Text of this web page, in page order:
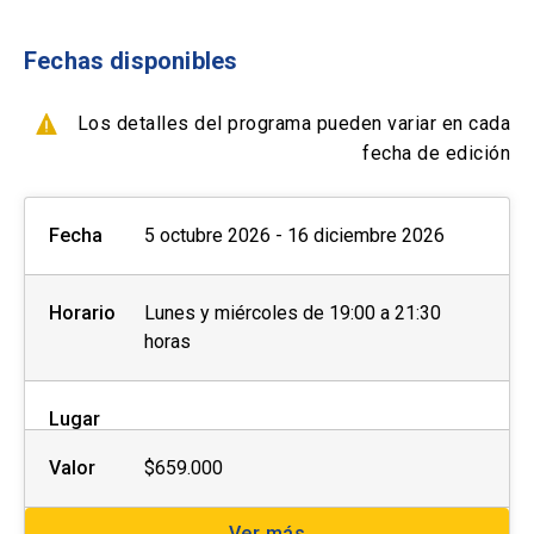
- Con ficha de inscripción y Orden de compra
Fechas disponibles
Los detalles del programa pueden variar en cada
fecha de edición
Fecha 5 octubre 2026 - 16 diciembre 2026
Horario
Lunes y miércoles de 19:00 a 21:30
horas
Lugar
Valor $659.000